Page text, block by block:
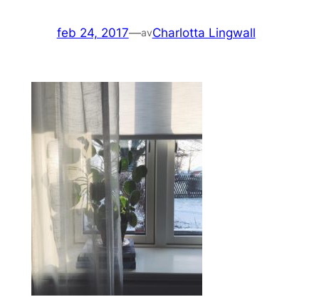
feb 24, 2017—avCharlotta Lingwall